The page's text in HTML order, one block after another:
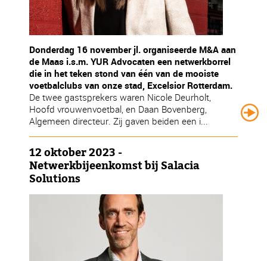
Donderdag 16 november jl. organiseerde M&A aan
de Maas i.s.m. YUR Advocaten een netwerkborrel
die in het teken stond van één van de mooiste
voetbalclubs van onze stad, Excelsior Rotterdam.
De twee gastsprekers waren Nicole Deurholt,
Hoofd vrouwenvoetbal, en Daan Bovenberg,
Algemeen directeur. Zij gaven beiden een i...
12 oktober 2023 -
Netwerkbijeenkomst bij Salacia
Solutions